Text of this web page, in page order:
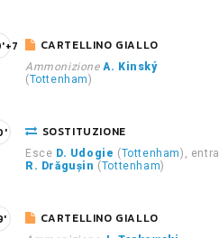
CARTELLINO GIALLO
Ammonizione A. Kinský
(Tottenham)
SOSTITUZIONE
Esce D. Udogie (Tottenham), entra
R. Drăgușin (Tottenham)
CARTELLINO GIALLO